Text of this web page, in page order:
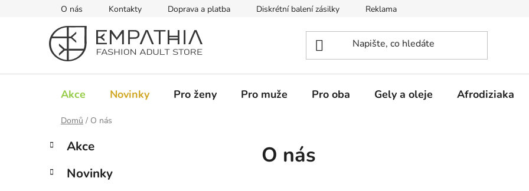
O nás Kontakty Doprava a platba Diskrétní balení zásilky Reklamace
Akce Novinky Pro ženy Pro muže Pro oba Gely a oleje Afrodiziaka
Domů / O nás
P
s
Přeskočit
kategorie
K
a
e
Akce
Novinky
O nás